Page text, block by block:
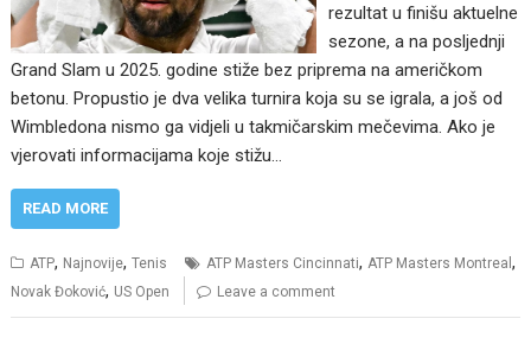
rezultat u finišu aktuelne
sezone, a na posljednji
Grand Slam u 2025. godine stiže bez priprema na američkom
betonu. Propustio je dva velika turnira koja su se igrala, a još od
Wimbledona nismo ga vidjeli u takmičarskim mečevima. Ako je
vjerovati informacijama koje stižu…
READ MORE
ATP, Najnovije,Tenis ATP Masters Cincinnati,ATP Masters Montreal,
Novak Đoković, US Open Leave a comment